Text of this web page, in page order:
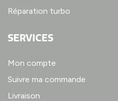
Réparation turbo
SERVICES
Mon compte
Suivre ma commande
Livraison